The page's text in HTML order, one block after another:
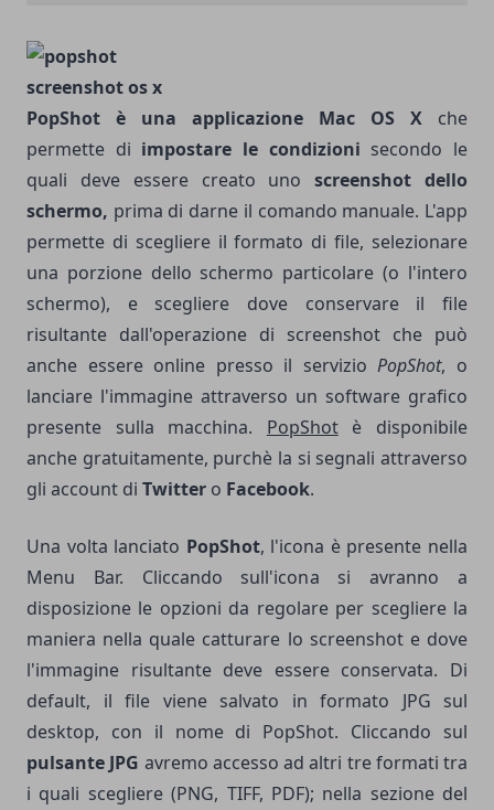
PopShot è una applicazione Mac OS X che
permette di impostare le condizioni secondo le
quali deve essere creato unoscreenshot dello
schermo, prima di darne il comando manuale. L'app
permette di scegliere il formato di file, selezionare
una porzione dello schermo particolare (o l'intero
schermo), e scegliere dove conservare il file
risultante dall'operazione di screenshot che può
anche essere online presso il servizioPopShot, o
lanciare l'immagine attraverso un software grafico
presente sulla macchina. PopShotè disponibile
anche gratuitamente, purchè la si segnali attraverso
gli account di Twitter o Facebook.
Una volta lanciato PopShot, l'icona è presente nella
Menu Bar. Cliccando sull'icona si avranno a
disposizione le opzioni da regolare per scegliere la
maniera nella quale catturare lo screenshot e dove
l'immagine risultante deve essere conservata. Di
default, il file viene salvato in formato JPG sul
desktop, con il nome di PopShot. Cliccando sul
pulsante JPG avremo accesso ad altri tre formati tra
i quali scegliere (PNG, TIFF, PDF); nella sezione del